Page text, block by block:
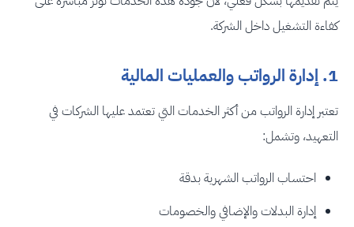
كفاءة التشغيل داخل الشركة.
1. إدارة الرواتب والعمليات المالية
تعتبر إدارة الرواتب من أكثر الخدمات التي تعتمد عليها الشركات في
التعهيد، وتشمل:
احتساب الرواتب الشهرية بدقة
إدارة البدلات والإضافي والخصومات